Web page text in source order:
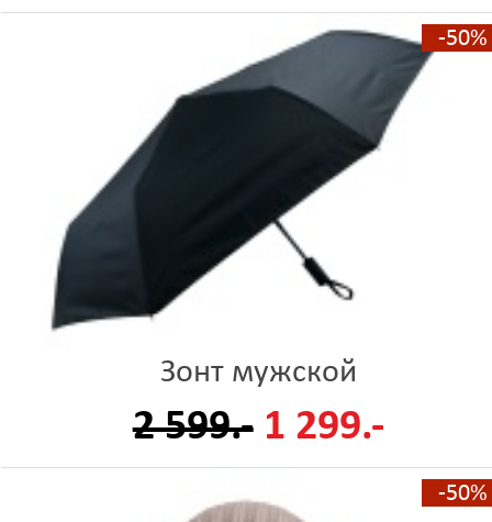
-50%
Зонт мужской
2 599.- 1 299.-
-50%